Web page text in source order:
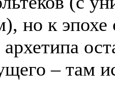
но к эпохе
архетипа
– там